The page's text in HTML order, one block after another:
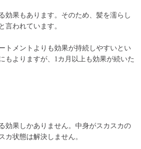
効果もあります。そのため、髪を濡らし
言われています。
トメントよりも効果が持続しやすいとい
もよりますが、1カ月以上も効果が続いた
効果しかありません。中身がスカスカの
カ状態は解決しません。